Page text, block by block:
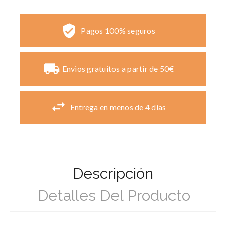
Pagos 100% seguros
Envios gratuitos a partir de 50€
Entrega en menos de 4 días
Descripción
Detalles Del Producto